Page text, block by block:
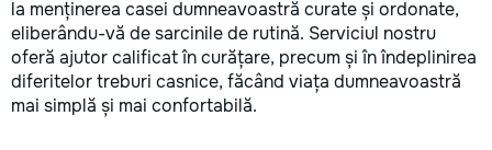
la menținerea casei dumneavoastră curate și ordonate,
eliberându-vă de sarcinile de rutină. Serviciul nostru
oferă ajutor calificat în curățare, precum și în îndeplinirea
diferitelor treburi casnice, făcând viața dumneavoastră
mai simplă și mai confortabilă.